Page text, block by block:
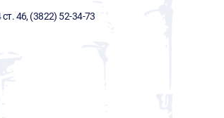
46, (3822) 52-34-73